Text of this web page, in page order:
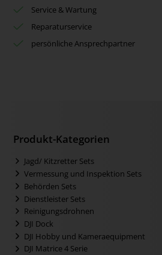
Service & Wartung
Reparaturservice
persönliche Ansprechpartner
Produkt-Kategorien
Jagd/ Kitzretter Sets
Vermessung und Inspektion Sets
Behörden Sets
Dienstleister Sets
Reinigungsdrohnen
DJI Dock
DJI Hobby und Kameraequipment
DJI Matrice 4 Serie